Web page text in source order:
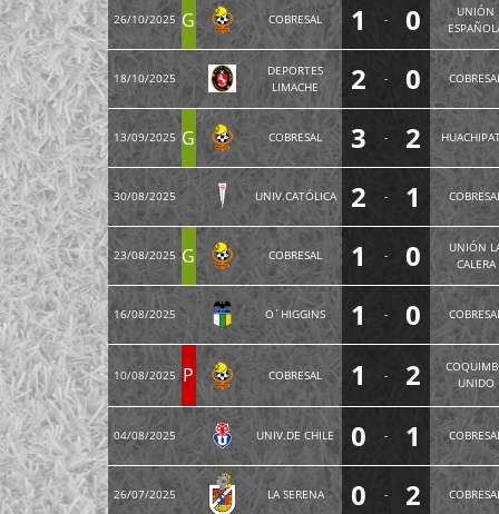
26/10/2025 G COBRESAL 1 - 0
UNIÓN
18/10/2025
DEPORTES
LIMACHE
2 - 0
13/09/2025 G COBRESAL 3 - 2
30/08/2025 UNIV.CATÓLICA 2 - 1
23/08/2025 G COBRESAL 1 - 0
UNIÓN
CALERA
16/08/2025 O´HIGGINS 1 - 0
10/08/2025 P COBRESAL 1 - 2
UNIDO
04/08/2025 UNIV.DE CHILE 0 - 1
26/07/2025 LA SERENA 0 - 2